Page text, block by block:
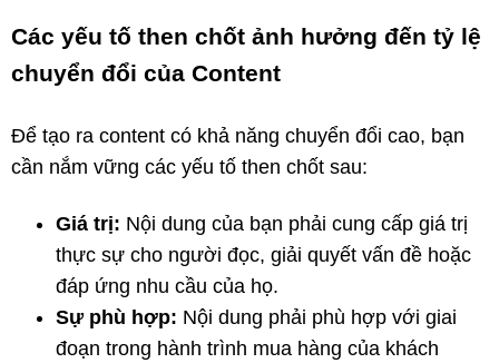
Các yếu tố then chốt ảnh hưởng đến tỷ lệ
chuyển đổi của Content
Để tạo ra content có khả năng chuyển đổi cao, bạn
cần nắm vững các yếu tố then chốt sau:
Giá trị: Nội dung của bạn phải cung cấp giá trị
thực sự cho người đọc, giải quyết vấn đề hoặc
đáp ứng nhu cầu của họ.
Sự phù hợp: Nội dung phải phù hợp với giai
đoạn trong hành trình mua hàng của khách